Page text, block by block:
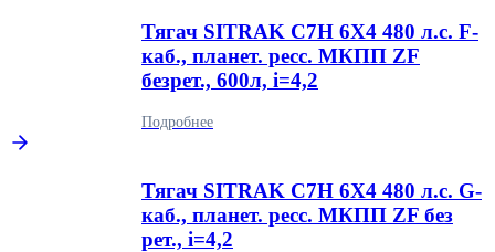
Тягач SITRAK C7H 6Х4 480 л.с. F-
каб., планет. ресс. МКПП ZF
безрет., 600л, i=4,2
Подробнее
Тягач SITRAK C7H 6Х4 480 л.с. G-
каб., планет. ресс. МКПП ZF без
рет., i=4,2